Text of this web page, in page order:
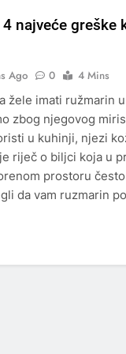
najveće greške
Ago 0
4 Mins
žele imati ružmarin u
zbog njegovog
u kuhinji, njezi
riječ o biljci koja u
prostoru
da vam ruzmarin